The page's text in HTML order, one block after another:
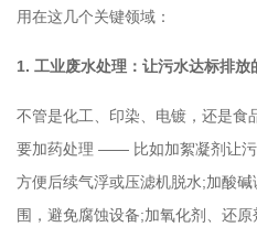
用在这几个关键领域：
1. 工业废水处理：让污水达标排放
不管是化工、印染、电镀，还是食
要加药处理 —— 比如加絮凝剂让污
方便后续气浮或压滤机脱水;加酸
围，避免腐蚀设备;加氧化剂、还